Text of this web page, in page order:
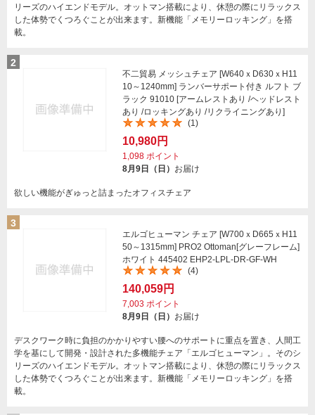
リーズのハイエンドモデル。オットマン搭載により、休憩の際にリラックス
した体勢でくつろぐことが出来ます。新機能「メモリーロッキング」を搭
載。
2
不二貿易 メッシュチェア [W640ｘD630ｘH11
10～1240mm] ランバーサポート付き ルフト ブ
ラック 91010 [アームレストあり /ヘッドレスト
あり /ロッキングあり /リクライニングあり]
(1)
10,980円
1,098 ポイント
8月9日（日） お届け
欲しい機能がぎゅっと詰まったオフィスチェア
3
エルゴヒューマン チェア [W700ｘD665ｘH11
50～1315mm] PRO2 Ottoman[グレーフレーム]
ホワイト 445402 EHP2-LPL-DR-GF-WH
(4)
140,059円
7,003 ポイント
8月9日（日） お届け
デスクワーク時に負担のかかりやすい腰へのサポートに重点を置き、人間工
学を基にして開発・設計された多機能チェア「エルゴヒューマン」。そのシ
リーズのハイエンドモデル。オットマン搭載により、休憩の際にリラックス
した体勢でくつろぐことが出来ます。新機能「メモリーロッキング」を搭
載。